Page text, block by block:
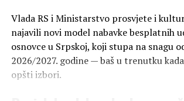
Vlada RS i Ministarstvo prosvjete i
najavili novi model nabavke besplatnih
osnovce u Srpskoj, koji stupa na snagu
2026/2027. godine — baš u trenutku
opšti izbori.